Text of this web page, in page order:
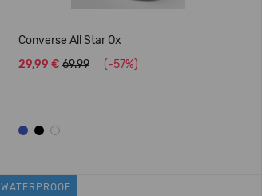
Converse All Star Ox
29,99 € 69.99 (-57%)
WATERPROOF